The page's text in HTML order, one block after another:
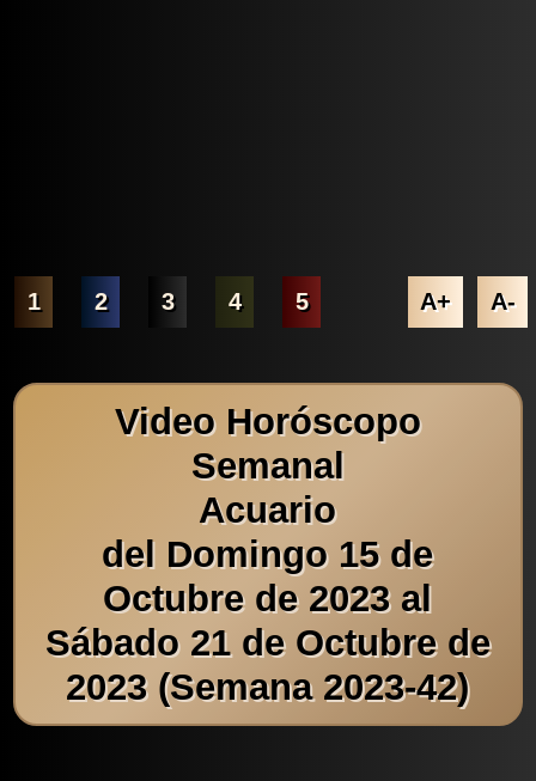
1 2 3 4 5 A+ A-
Video Horóscopo
Semanal
Acuario
del Domingo 15 de
Octubre de 2023 al
Sábado 21 de Octubre de
2023 (Semana 2023-42)